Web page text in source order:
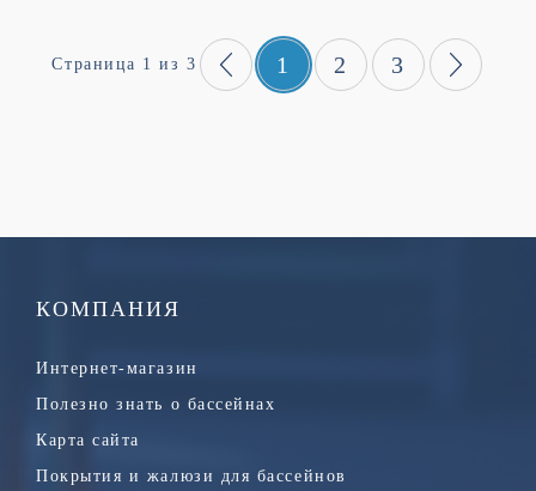
Страница 1 из 3 1 2 3
КОМПАНИЯ
Интернет-магазин
Полезно знать о бассейнах
Карта сайта
Покрытия и жалюзи для бассейнов